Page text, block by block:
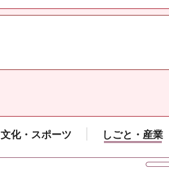
化・スポーツ しごと・産業